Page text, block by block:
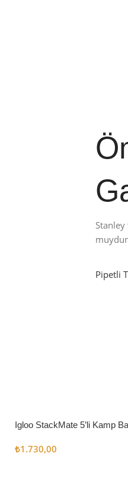
Pipetli
Igloo StackMate 5’li Kamp
₺1.730,00